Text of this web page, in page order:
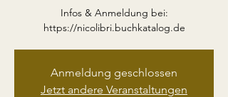
Infos & Anmeldung bei:
https://nicolibri.buchkatalog.de
Anmeldung geschlossen
Jetzt andere Veranstaltungen